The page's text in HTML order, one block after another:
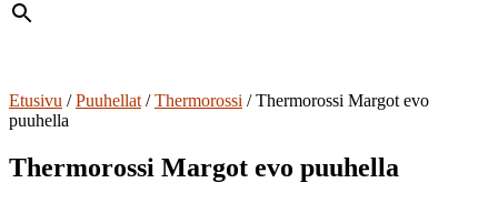
Etusivu /Puuhellat /Thermorossi / Thermorossi Margot evo
puuhella
Thermorossi Margot evo puuhella